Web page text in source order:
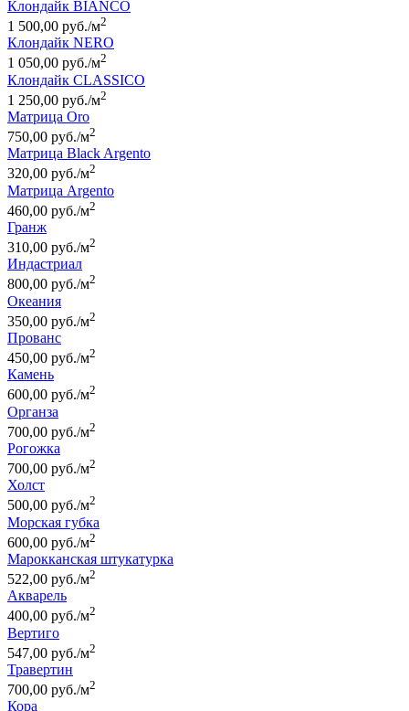
Клондайк BIANCO
1 500,00 руб./м2
Клондайк NERO
1 050,00 руб./м2
Клондайк CLASSICO
1 250,00 руб./м2
Матрица Oro
750,00 руб./м2
Матрица Black Argento
320,00 руб./м2
Матрица Argento
460,00 руб./м2
Гранж
310,00 руб./м2
Индастриал
800,00 руб./м2
Океания
350,00 руб./м2
Прованс
450,00 руб./м2
Камень
600,00 руб./м2
Органза
700,00 руб./м2
Рогожка
700,00 руб./м2
Холст
500,00 руб./м2
Морская губка
600,00 руб./м2
Марокканская штукатурка
522,00 руб./м2
Акварель
400,00 руб./м2
Вертиго
547,00 руб./м2
Травертин
700,00 руб./м2
Кора